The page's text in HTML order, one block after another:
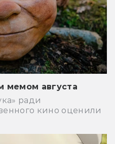
мемом августа
ради
кино оценили